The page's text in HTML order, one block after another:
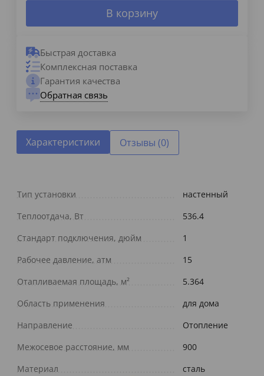
В корзину
Быстрая доставка
Комплексная поставка
Гарантия качества
Обратная связь
Характеристики Отзывы (0)
Тип установки
настенный
Теплоотдача, Вт
536.4
Стандарт подключения, дюйм
1
Рабочее давление, атм
15
Отапливаемая площадь, м²
5.364
Область применения
для дома
Направление
Отопление
Межосевое расстояние, мм
900
Материал
сталь